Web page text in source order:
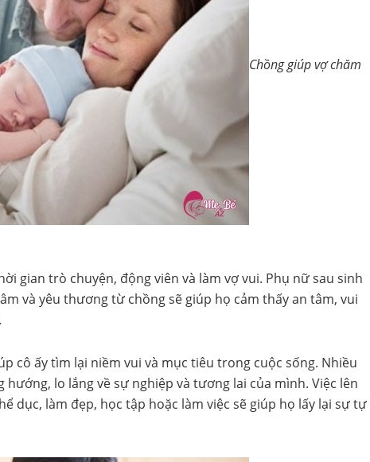
Chồng giúp vợ chăm
gian trò chuyện, động viên và làm vợ vui. Phụ nữ sau sinh
và yêu thương từ chồng sẽ giúp họ cảm thấy an tâm, vui
cô ấy tìm lại niềm vui và mục tiêu trong cuộc sống. Nhiều
lo lắng về sự nghiệp và tương lai của mình. Việc lên
dục, làm đẹp, học tập hoặc làm việc sẽ giúp họ lấy lại sự tự